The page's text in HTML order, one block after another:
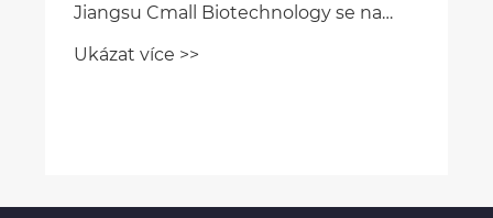
Jiangsu Cmall Biotechnology se na
hydrokoloidní obvaz přitáhl velkou
Ukázat více >>